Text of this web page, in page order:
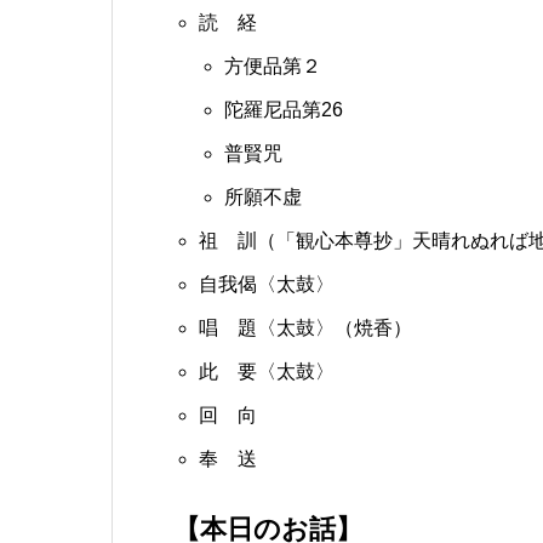
読 経
方便品第２
陀羅尼品第26
普賢咒
所願不虚
祖 訓（「観心本尊抄」天晴れぬれば地
自我偈〈太鼓〉
唱 題〈太鼓〉（焼香）
此 要〈太鼓〉
回 向
奉 送
【本日のお話】